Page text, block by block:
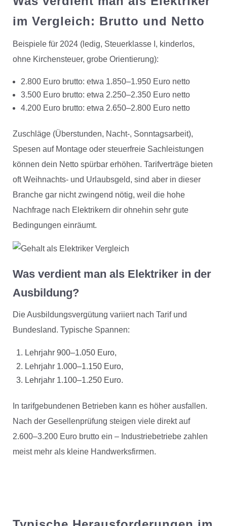
im Vergleich: Brutto und Netto
Beispiele für 2024 (ledig, Steuerklasse I, kinderlos,
ohne Kirchensteuer, grobe Orientierung):
2.800 Euro brutto: etwa 1.850–1.950 Euro netto
3.500 Euro brutto: etwa 2.250–2.350 Euro netto
4.200 Euro brutto: etwa 2.650–2.800 Euro netto
Zuschläge (Überstunden, Nacht-, Sonntagsarbeit),
Spesen auf Montage oder steuerfreie Sachleistungen
können dein Netto spürbar erhöhen. Tarifverträge bieten
oft Weihnachts- und Urlaubsgeld, sind aber in dieser
Branche gar nicht zwingend nötig, weil die hohe
Nachfrage nach Elektrikern dir ohnehin sehr gute
Bedingungen einräumt.
Was verdient man als Elektriker in der
Ausbildung?
Die Ausbildungsvergütung variiert nach Tarif und
Bundesland. Typische Spannen:
Lehrjahr 900–1.050 Euro,
Lehrjahr 1.000–1.150 Euro,
Lehrjahr 1.100–1.250 Euro.
In tarifgebundenen Betrieben kann es höher ausfallen.
Nach der Gesellenprüfung steigen viele direkt auf
2.600–3.200 Euro brutto ein – Industriebetriebe zahlen
meist mehr als kleine Handwerksfirmen.